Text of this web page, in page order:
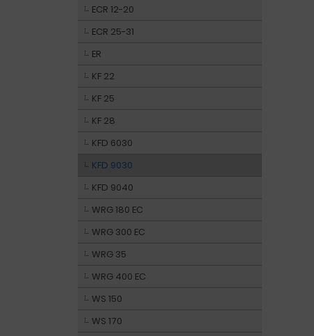
ECR 12-20
ECR 25-31
ER
KF 22
KF 25
KF 28
KFD 6030
KFD 9030
KFD 9040
WRG 180 EC
WRG 300 EC
WRG 35
WRG 400 EC
WS 150
WS 170